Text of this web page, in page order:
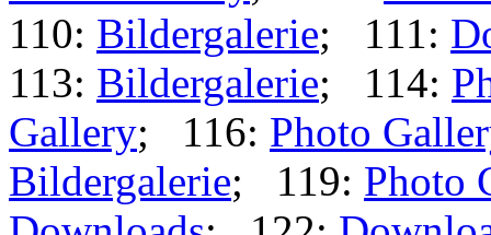
110: Bildergalerie; 111:
113: Bildergalerie; 114:
Gallery; 116: Photo
Bildergalerie; 119: Photo